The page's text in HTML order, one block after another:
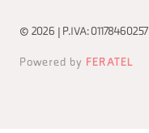
© 2026 | P.IVA: 01178460257
Powered by FERATEL